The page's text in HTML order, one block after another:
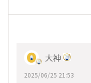
大神
2025/06/25 21:53